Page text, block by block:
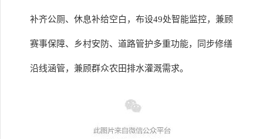
补齐公厕、休息补给空白，布设49处智能监控，兼顾
赛事保障、乡村安防、道路管护多重功能，同步修缮
沿线涵管，兼顾群众农田排水灌溉需求。